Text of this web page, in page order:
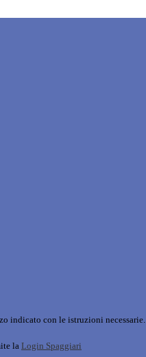
indicato con le istruzioni necessarie.
la Login Spaggiari